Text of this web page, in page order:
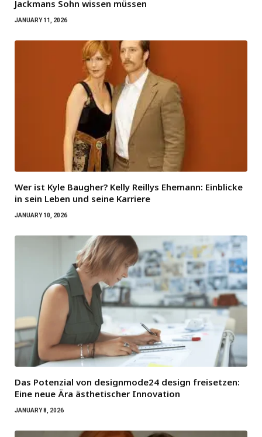
Jackmans Sohn wissen müssen
JANUARY 11, 2026
Wer ist Kyle Baugher? Kelly Reillys Ehemann: Einblicke
in sein Leben und seine Karriere
JANUARY 10, 2026
Das Potenzial von designmode24 design freisetzen:
Eine neue Ära ästhetischer Innovation
JANUARY 8, 2026